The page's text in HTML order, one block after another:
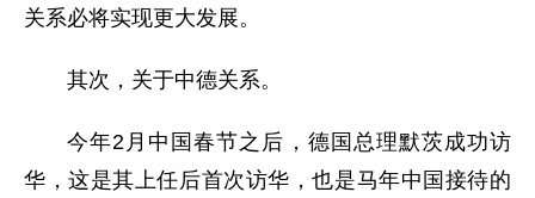
关系必将实现更大发展。
其次， 关于中德关系。
今年2月 中国春节之后 ，德国总理默茨成功访
华，这是其上任后首次访华，也是马年中国接待的